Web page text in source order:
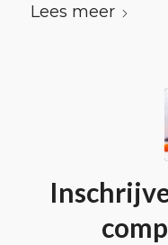
Lees meer